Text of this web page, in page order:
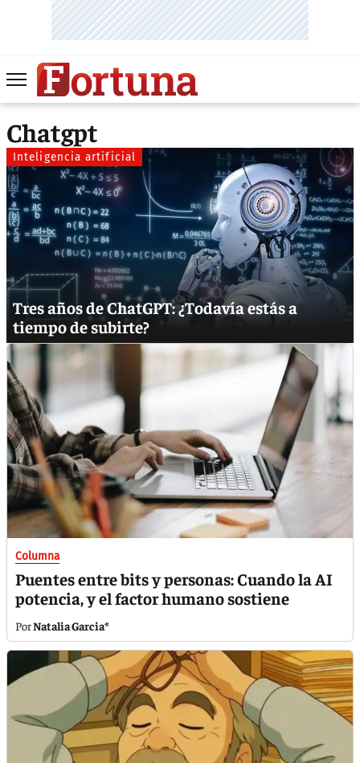
Chatgpt
Inteligencia artificial
Tres años de ChatGPT: ¿Todavía estás a
tiempo de subirte?
Columna
Puentes entre bits y personas: Cuando la AI
potencia, y el factor humano sostiene
Natalia Garcia*